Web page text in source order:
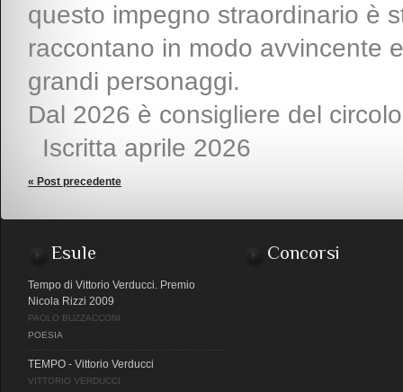
questo impegno straordinario è
raccontano in modo avvincente
grandi personaggi.
Dal 2026 è consigliere del
Iscritta aprile 2026
« Post precedente
Esule
Tempo di Vittorio Verducci. Premio
Nicola Rizzi 2009
PAOLO BUZZACCONI
POESIA
TEMPO - Vittorio Verducci
VITTORIO VERDUCCI
Concorsi